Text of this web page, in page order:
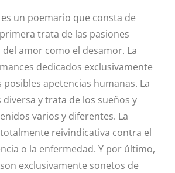
es un poemario que consta de
trata de las pasiones
amor como el desamor. La
dedicados exclusivamente
posibles apetencias humanas. La
y trata de los sueños y
varios y diferentes. La
reivindicativa contra el
o la enfermedad. Y por último,
exclusivamente sonetos de